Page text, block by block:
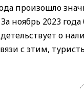
произошло
ноябрь 2023
о
с этим,